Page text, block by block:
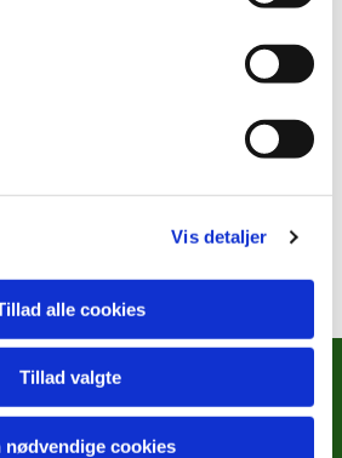
Vis detaljer
alle cookies
Tillad valgte
nødvendige cookies
SOCIALE
ARBEJDE